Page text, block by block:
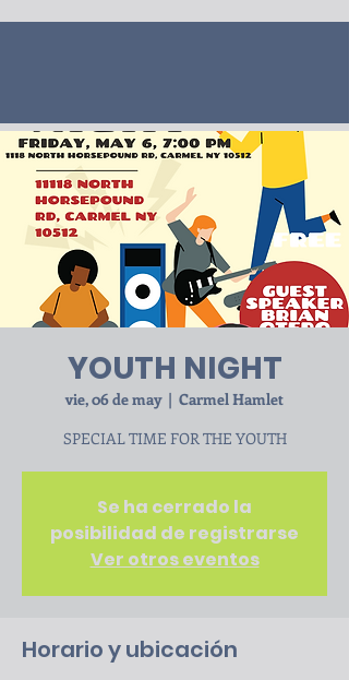
YOUTH NIGHT
vie, 06 de may
  |
Carmel Hamlet
SPECIAL TIME FOR THE YOUTH
Se ha cerrado la
posibilidad de registrarse
Ver otros eventos
Horario y ubicación